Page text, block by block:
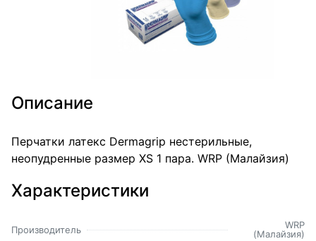
Описание
Перчатки латекс Dermagrip нестерильные,
неопудренные размер XS 1 пара. WRP (Малайзия)
Характеристики
Производитель
WRP
(Малайзия)